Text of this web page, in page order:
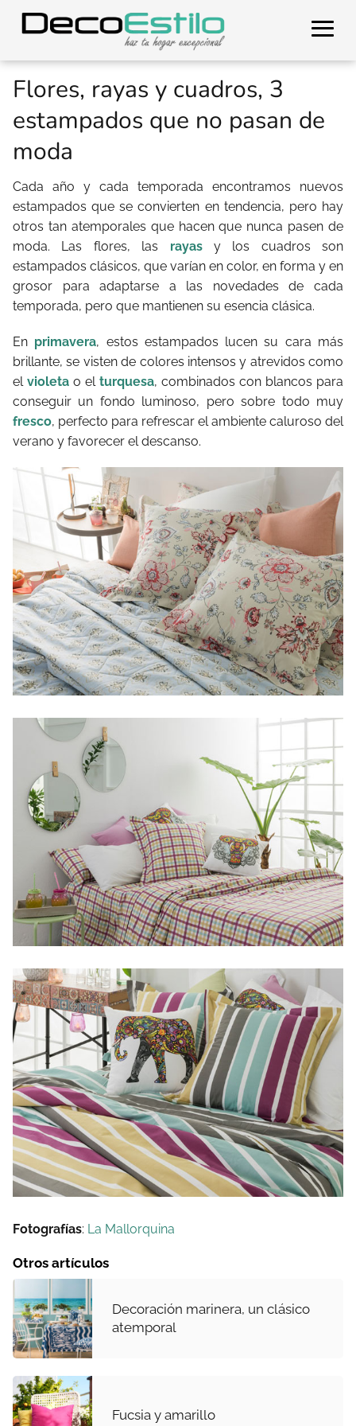
Flores, rayas y cuadros, 3
estampados que no pasan de
moda
Cada año y cada temporada encontramos nuevos
estampados que se convierten en tendencia, pero hay
otros tan atemporales que hacen que nunca pasen de
moda. Las flores, las rayasy los cuadros son
estampados clásicos, que varían en color, en forma y en
grosor para adaptarse a las novedades de cada
temporada, pero que mantienen su esencia clásica.
En primavera, estos estampados lucen su cara más
brillante, se visten de colores intensos y atrevidos como
el violeta o el turquesa, combinados con blancos para
conseguir un fondo luminoso, pero sobre todo muy
fresco, perfecto para refrescar el ambiente caluroso del
verano y favorecer el descanso.
Fotografías: La Mallorquina
Otros artículos
Decoración marinera, un clásico
atemporal
Fucsia y amarillo